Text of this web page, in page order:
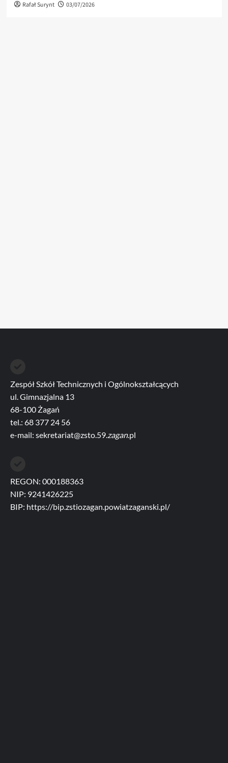
Rafał Surynt 03/07/2026
Zespół Szkół Technicznych i Ogólnokształcących
ul. Gimnazjalna 13
68-100 Żagań
tel.: 68 377 24 56
e-mail: sekretariat@zsto.59.zagan.pl
REGON: 000188363
NIP: 9241426225
BIP: https://bip.zstiozagan.powiatzaganski.pl/